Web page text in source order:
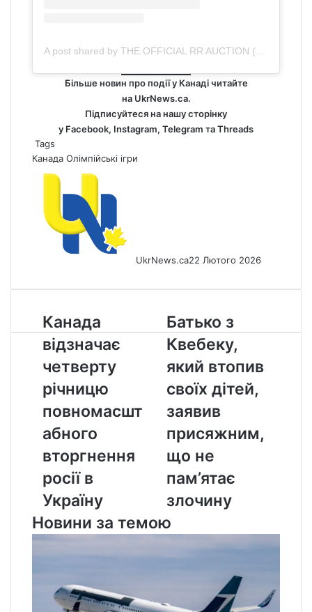
Більше новин про події у Канаді читайте
на UkrNews.ca.
Підписуйтеся на нашу сторінку
у Facebook, Instagram, Telegram таThreads
Tags
Канада Олімпійські ігри
UkrNews.ca22 Лютого 2026
Канада
відзначає
четверту
річницю
повномасштабного
вторгнення
в
Україну
Канада
відзначає
четверту
річницю
повномасшт
абного
вторгнення
росії в
Україну
Батько
з
Квебеку,
який
втопив
своїх
заявив
присяжним,
не
пам’ятає
Батько з
Квебеку,
який втопив
своїх дітей,
заявив
присяжним,
що не
пам’ятає
злочину
Новини за темою